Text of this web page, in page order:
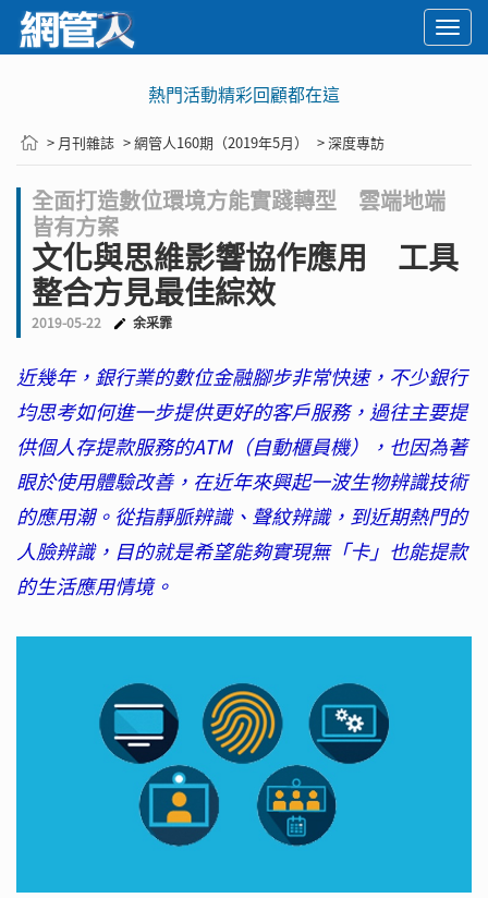
熱門活動精彩回顧都在這
> 月刊雜誌 > 網管人160期（2019年5月） > 深度專訪
全面打造數位環境方能實踐轉型 雲端地端
皆有方案
文化與思維影響協作應用 工具
整合方見最佳綜效
2019-05-22 余采霏
近幾年，銀行業的數位金融腳步非常快速，不少銀行
均思考如何進一步提供更好的客戶服務，過往主要提
供個人存提款服務的ATM（自動櫃員機），也因為著
眼於使用體驗改善，在近年來興起一波生物辨識技術
的應用潮。從指靜脈辨識、聲紋辨識，到近期熱門的
人臉辨識，目的就是希望能夠實現無「卡」也能提款
的生活應用情境。